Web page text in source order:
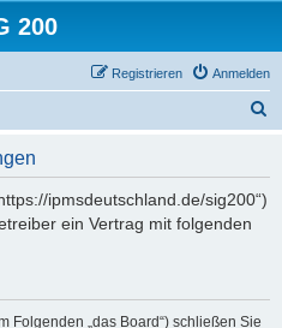
200
Anmelden
Registrieren
ipmsdeutschland.de/sig200“)
ein Vertrag mit folgenden
Folgenden „das Board“) schließen Sie